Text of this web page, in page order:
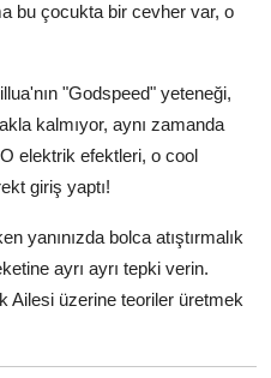
bu çocukta bir cevher var, o
"Godspeed" yeteneği,
kalmıyor, aynı zamanda
O elektrik efektleri, o cool
giriş yaptı!
yanınızda bolca atıştırmalık
ayrı ayrı tepki verin.
Ailesi üzerine teoriler üretmek